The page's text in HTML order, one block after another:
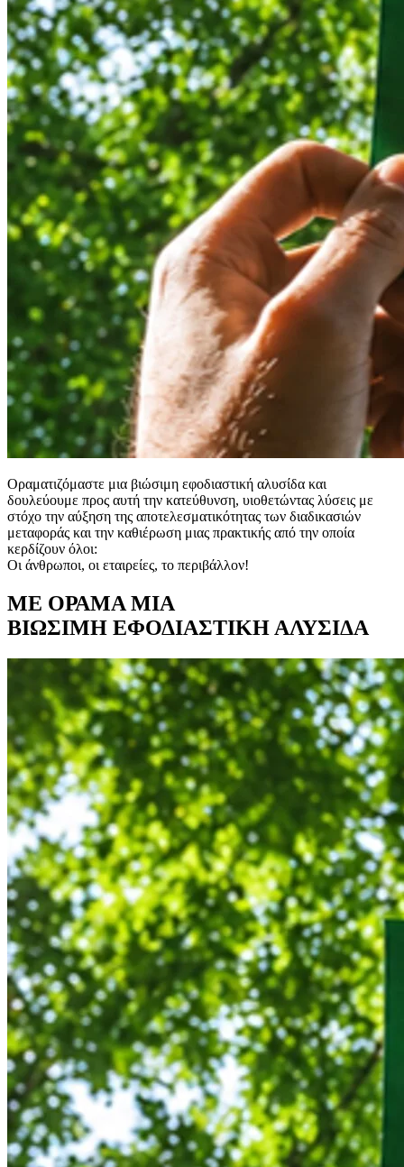
Οραματιζόμαστε μια βιώσιμη εφοδιαστική αλυσίδα και
δουλεύουμε προς αυτή την κατεύθυνση, υιοθετώντας λύσεις με
στόχο την αύξηση της αποτελεσματικότητας των διαδικασιών
μεταφοράς και την καθιέρωση μιας πρακτικής από την οποία
κερδίζουν όλοι:
Οι άνθρωποι, οι εταιρείες, το περιβάλλον!
ΜΕ ΟΡΑΜΑ ΜΙΑ
ΒΙΩΣΙΜΗ ΕΦΟΔΙΑΣΤΙΚΗ ΑΛΥΣΙΔΑ